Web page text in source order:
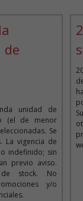
de
unidad de
(el de menor
Se
La vigencia de
indefinido; sin
previo aviso.
stock. No
y/o